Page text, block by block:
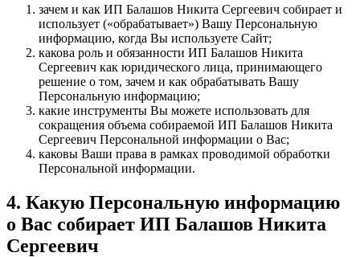
зачем и как ИП Балашов Никита Сергеевич собирает и
использует («обрабатывает») Вашу Персональную
информацию, когда Вы используете Сайт;
какова роль и обязанности ИП Балашов Никита
Сергеевич как юридического лица, принимающего
решение о том, зачем и как обрабатывать Вашу
Персональную информацию;
какие инструменты Вы можете использовать для
сокращения объема собираемой ИП Балашов Никита
Сергеевич Персональной информации о Вас;
каковы Ваши права в рамках проводимой обработки
Персональной информации.
4. Какую Персональную информацию
о Вас собирает ИП Балашов Никита
Сергеевич